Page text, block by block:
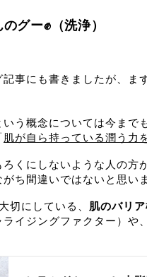
グー✊（洗浄）
記事にも書きましたが、ま
いう概念については今まで
肌が自ら持っている潤う力
ろくにしないような人の方
がち間違いではないと思い
切にしている、 肌のバリ
イジングファクター）や、